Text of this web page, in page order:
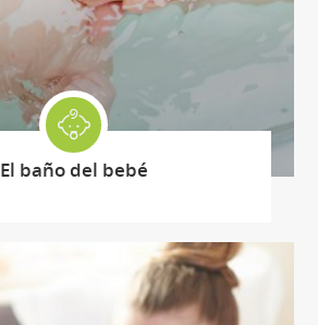
El baño del bebé